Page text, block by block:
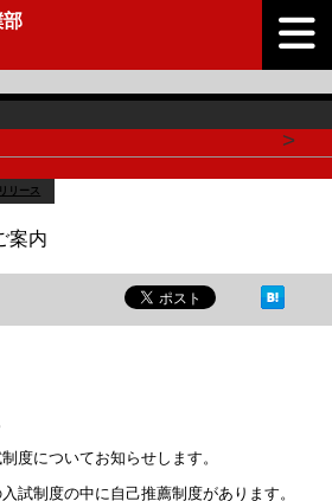
部
>
リリース
案内
度についてお知らせします。
試制度の中に自己推薦制度があります。